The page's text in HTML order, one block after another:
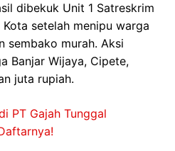
dibekuk Unit 1 Satreskrim
setelah menipu warga
sembako murah. Aksi
Banjar Wijaya, Cipete,
juta rupiah.
PT Gajah Tunggal